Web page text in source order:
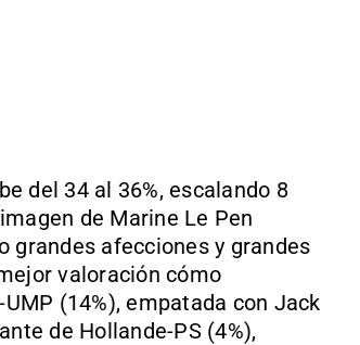
del 34 al 36%, escalando 8
de Marine Le Pen
grandes afecciones y grandes
valoración cómo
(14%), empatada con Jack
de Hollande-PS (4%),